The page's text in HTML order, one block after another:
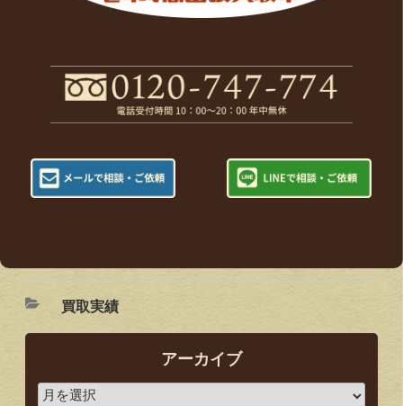
買取実績
アーカイブ